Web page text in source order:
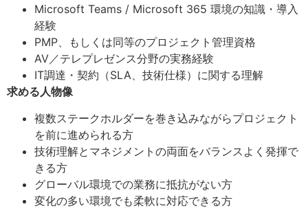
Microsoft Teams / Microsoft 365 環境の知識・導入
経験
PMP、もしくは同等のプロジェクト管理資格
AV／テレプレゼンス分野の実務経験
IT調達・契約（SLA、技術仕様）に関する理解
求める人物像
複数ステークホルダーを巻き込みながらプロジェクト
を前に進められる方
技術理解とマネジメントの両面をバランスよく発揮で
きる方
グローバル環境での業務に抵抗がない方
変化の多い環境でも柔軟に対応できる方